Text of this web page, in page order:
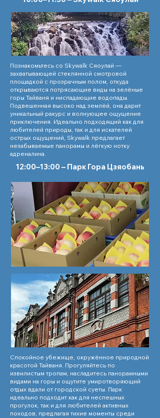
Познакомьтесь со Skywalk Сяоулай —
захватывающей стеклянной смотровой
площадкой с прозрачным полом, откуда
открываются потрясающие виды на зелёные
горы Тайваня и ниспадающие водопады.
Подвешенная высоко над землёй, она дарит
уникальный ракурс и волнующее ощущение
приключения. Идеально подходящий как для
любителей природы, так и для искателей
острых ощущений, Skywalk предлагает
незабываемые панорамы и лёгкую нотку
адреналина.
12:00–13:00 – Парк Гора Цзяобань
Спокойное убежище, окружённое природной
красотой Тайваня. Прогуляйтесь по
извилистым тропам, насладитесь панорамными
видами на горы и ощутите умиротворяющий
отдых вдали от городской суеты. Парк
идеально подходит как для неспешных
прогулок, так и для любителей активных
походов, предлагая тихие моменты среди